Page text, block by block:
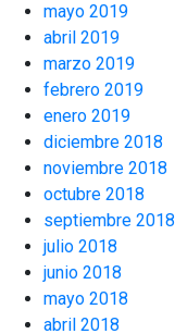
mayo 2019
abril 2019
marzo 2019
febrero 2019
enero 2019
diciembre 2018
noviembre 2018
octubre 2018
septiembre 2018
julio 2018
junio 2018
mayo 2018
abril 2018